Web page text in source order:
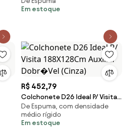
Confort Clean (Vermelho)
Em estoque
R$ 452,79
Colchonete D26 Ideal P/ Visita
188X128Cm Auxiliar Dobr�Vel
(Cinza)
De Espuma, com densidade
médio rígido
Em estoque